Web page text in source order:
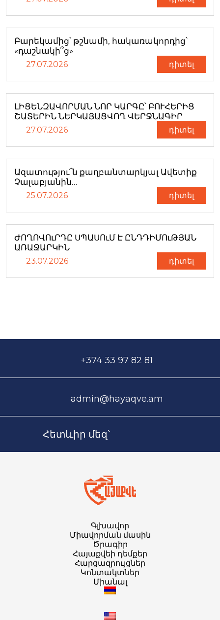
Բարեկամից՝ թշնամի, հակառակորդից՝
«դաշնակի՞ց»
27.07.2026 դիտել
ԼԻՑԵՆԶԱՎՈՐՄԱՆ ՆՈՐ ԿԱՐԳԸ՝ ԲՈՒՀԵՐԻՑ
ՇԱՏԵՐԻՆ ՆԵՐԿԱՅԱՑՎՈՂ ՎԵՐՋՆԱԳԻՐ
27.07.2026 դիտել
Ազատությու՜ն քաղբանտարկյալ Ավետիք
Չալաբյանին…
25.07.2026 դիտել
ԺՈՂՈՎՈւՐԴԸ ՍՊԱՍՈւՄ Է ԸՆԴԴԻՄՈւԹՅԱՆ
ԱՌԱՋԱՐԿԻՆ
23.07.2026 դիտել
+374 33 97 82 81
admin@hayaqve.am
Հետևիր մեզ՝
Գլխավոր
Միավորման մասին
Ծրագիր
Հայաքվեի դեմքեր
Հարցազրույցներ
Կոնտակտներ
Միանալ